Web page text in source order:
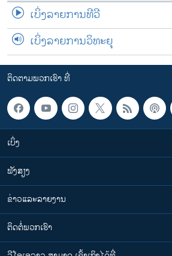
ເບິ່ງລາຍການທີວີ
ເບິ່ງລາຍການວິທະຍຸ
ຕິດຕາມພວກເຮົາ ທີ່
ເບິ່ງ
ຟັງສຽງ
ຂ່າວແລະລາຍງານ
ຕິດຕໍ່ພວກເຮົາ